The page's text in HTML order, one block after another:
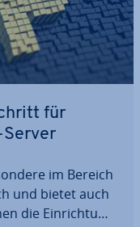
für
Server
im Bereich
und bietet auch
die Ein­rich­tung